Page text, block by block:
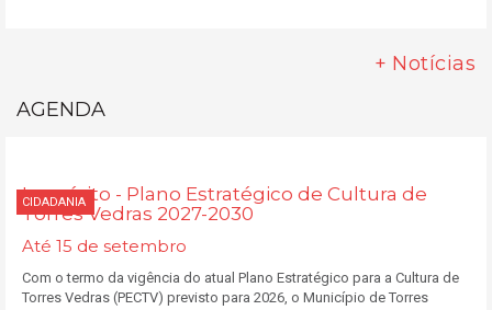
+ Notícias
AGENDA
CIDADANIA
Inquérito - Plano Estratégico de Cultura de
Torres Vedras 2027-2030
Até 15 de setembro
Com o termo da vigência do atual Plano Estratégico para a Cultura de
Torres Vedras (PECTV) previsto para 2026, o Município de Torres